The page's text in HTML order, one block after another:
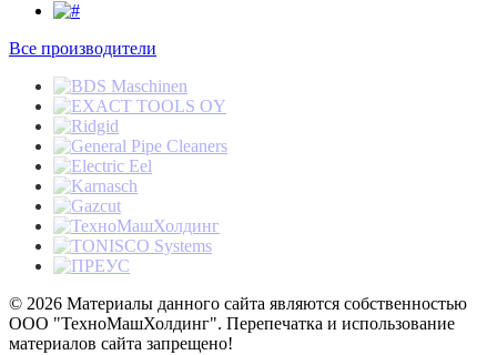
Все производители
© 2026 Материалы данного сайта являются собственностью
ООО "ТехноМашХолдинг". Перепечатка и использование
материалов сайта запрещено!